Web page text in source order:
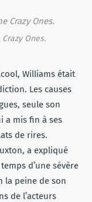
Ones.
Williams était
Les causes
seule son
a mis fin à ses
de rires.
a expliqué
d’une sévère
la peine de son
de l’acteurs